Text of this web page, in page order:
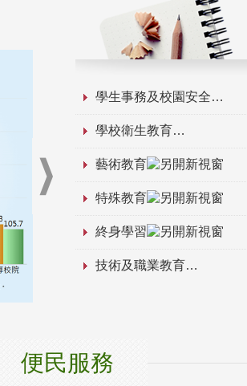
學生事務及校園安全
學校衛生教育
藝術教育
特殊教育
終身學習
技術及職業教育
便民服務